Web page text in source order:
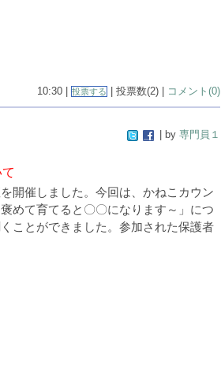
10:30 | 投票する | 投票数(2) | コメント(0)
| by 専門員１
開催しました。今回は、かねこカウン
めて育てると〇〇になります～」につ
ことができました。参加された保護者